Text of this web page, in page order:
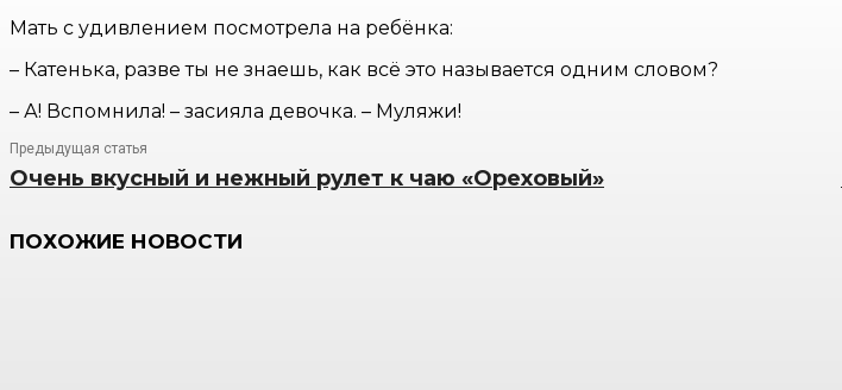
Мать с удивлением посмотрела на ребёнка:
– Катенька, разве ты не знаешь, как всё это называется одним словом?
– А! Вспомнила! – засияла девочка. – Муляжи!
Предыдущая статья
Очень вкусный и нежный рулет к чаю «Ореховый»
ПОХОЖИЕ НОВОСТИ